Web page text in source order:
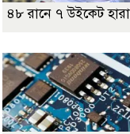
৪৮ রানে ৭ উইকেট